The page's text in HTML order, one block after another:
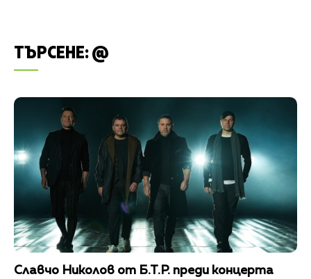
ТЪРСЕНЕ:@
Славчо Николов от Б.Т.Р. преди концерта